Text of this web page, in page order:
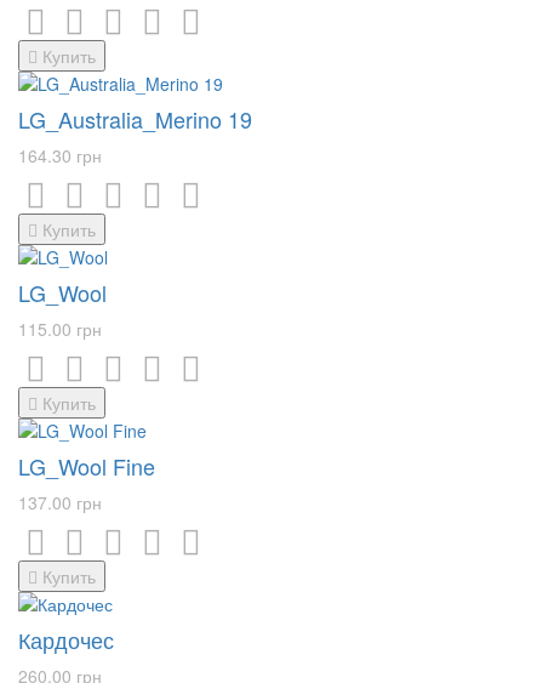
Купить
LG_Australia_Merino 19
164.30 грн
Купить
LG_Wool
115.00 грн
Купить
LG_Wool Fine
137.00 грн
Купить
Кардочес
260.00 грн